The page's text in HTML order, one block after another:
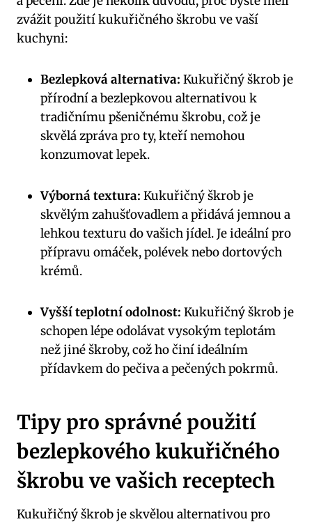
zvážit použití kukuřičného škrobu ve vaší
kuchyni:
Bezlepková alternativa: Kukuřičný škrob je
přírodní a bezlepkovou alternativou k
tradičnímu pšeničnému škrobu, což je
skvělá zpráva pro ty, kteří nemohou
konzumovat lepek.
Výborná textura: Kukuřičný škrob je
skvělým zahušťovadlem a přidává jemnou a
lehkou texturu do vašich jídel. Je ideální pro
přípravu omáček, polévek nebo dortových
krémů.
Vyšší teplotní odolnost: Kukuřičný škrob je
schopen lépe odolávat vysokým teplotám
než jiné škroby, což ho činí ideálním
přídavkem do pečiva a pečených pokrmů.
Tipy pro správné použití
bezlepkového kukuřičného
škrobu ve vašich receptech
Kukuřičný škrob je skvělou alternativou pro